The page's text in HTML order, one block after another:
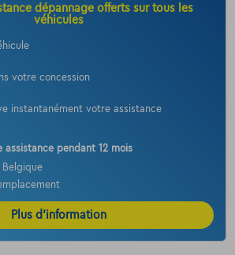
dépannage offerts sur tous les
véhicules
votre concession
instantanément votre assistance
assistance pendant 12 mois
Belgique
Plus d’information